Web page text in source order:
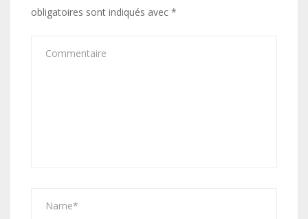
obligatoires sont indiqués avec *